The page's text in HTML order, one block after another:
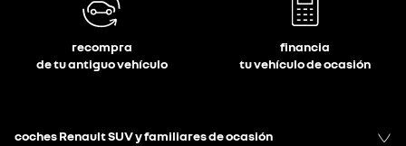
recompra
de tu antiguo vehículo
financia
tu vehículo de ocasión
coches Renault SUV y familiares de ocasión